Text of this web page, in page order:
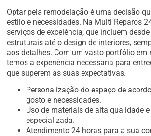
Optar pela remodelação é uma decisão
estilo e necessidades. Na Multi Reparos
serviços de excelência, que incluem
estruturais até o design de interiores,
aos detalhes. Com um vasto portfólio em
temos a experiência necessária para
que superem as suas expectativas.
Personalização do espaço de
gosto e necessidades.
Uso de materiais de alta qualidade
especializada.
Atendimento 24 horas para a sua